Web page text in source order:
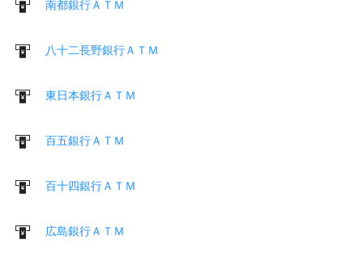
南都銀行ＡＴＭ
八十二長野銀行ＡＴＭ
東日本銀行ＡＴＭ
百五銀行ＡＴＭ
百十四銀行ＡＴＭ
広島銀行ＡＴＭ